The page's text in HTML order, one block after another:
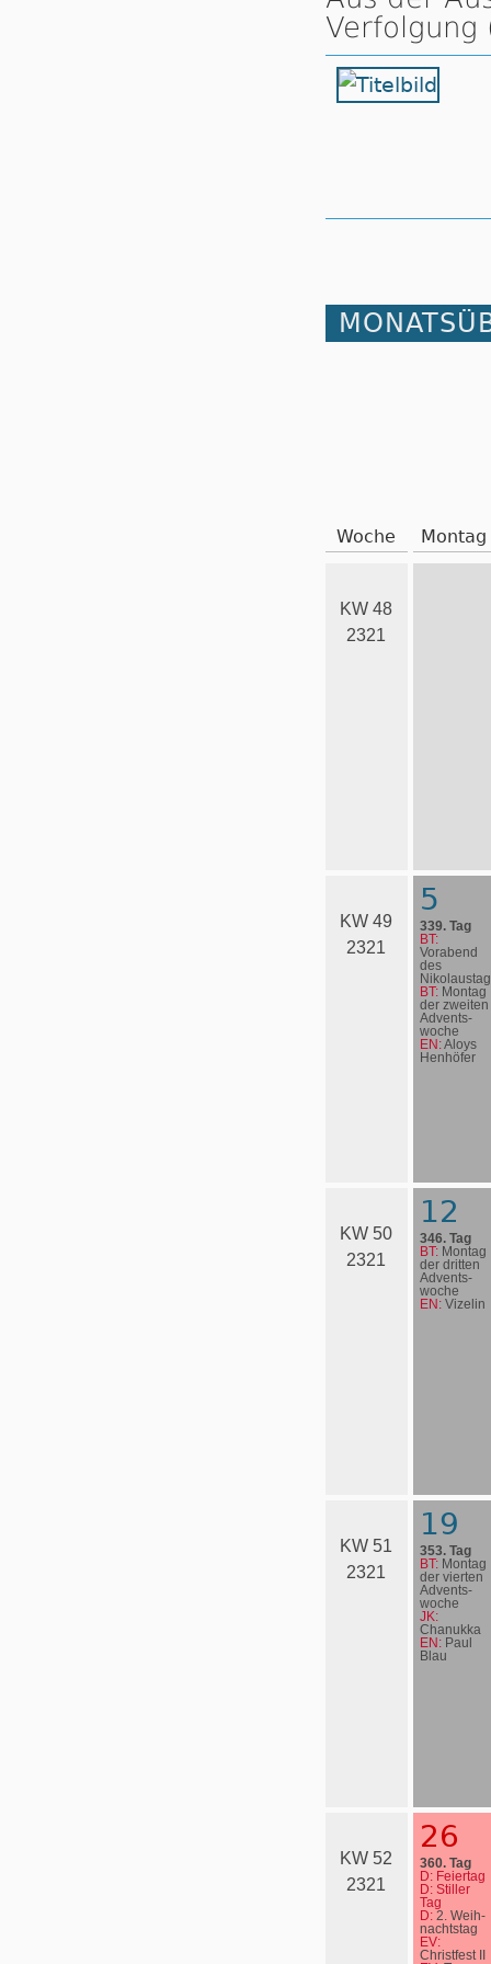
Verfolgung
Woche Montag
KW 48
2321
KW 49
2321
5
339. Tag
BT:
Vorabend
des
BT: Montag
der zweiten
Advents­
woche
EN:Aloys
Henhöfer
KW 50
2321
12
346. Tag
BT: Montag
der dritten
Advents­
woche
EN: Vizelin
KW 51
2321
19
353. Tag
BT: Montag
der vierten
Advents­
woche
JK:
Chanukka
EN: Paul
Blau
KW 52
2321
26
360. Tag
D: Feiertag
D: Stiller
Tag
D: 2. Weih­
nachts­tag
EV:
Christfest II